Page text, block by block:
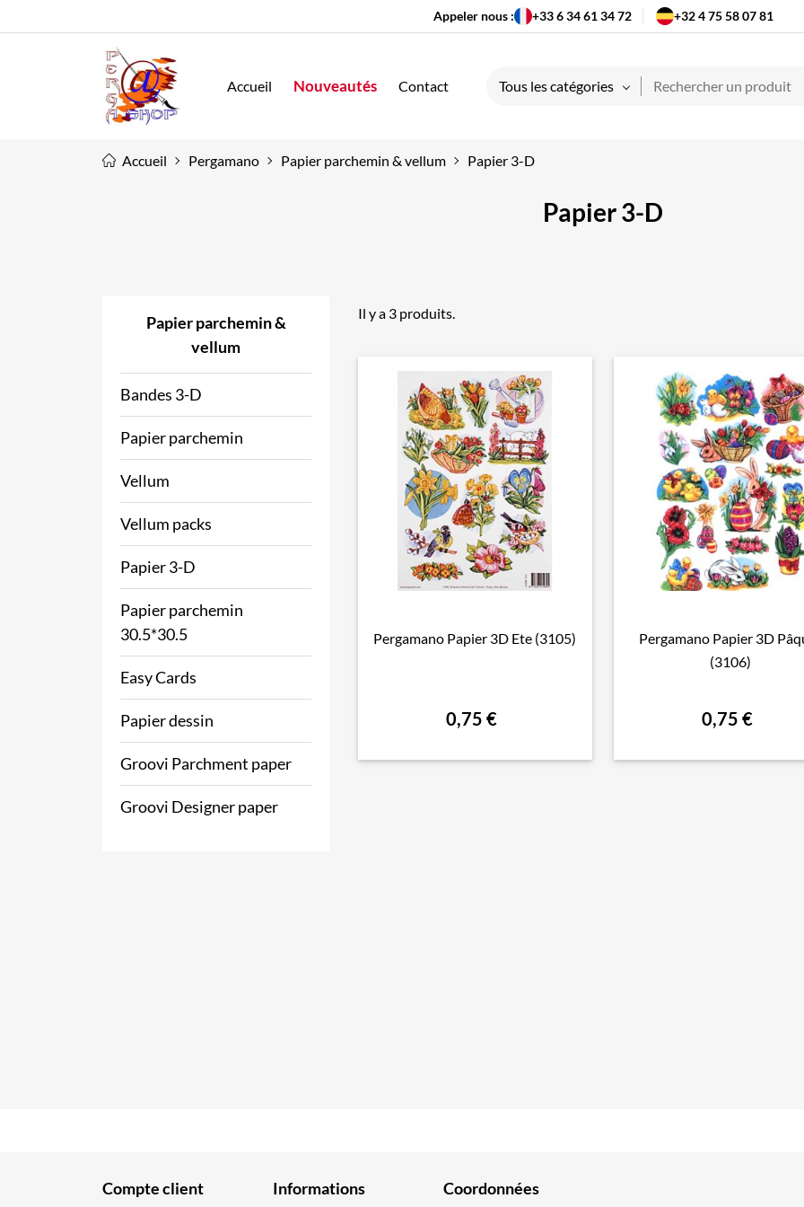
Appeler nous : +33 6 34 61 34 72 +32 4 75 58 07 81
Accueil Nouveautés Contact Tous les catégories
Accueil Pergamano Papier parchemin & vellum Papier 3-D
Papier 3-D
Papier parchemin &
vellum
Bandes 3-D
Papier parchemin
Vellum
Vellum packs
Papier 3-D
Papier parchemin
30.5*30.5
Easy Cards
Papier dessin
Groovi Parchment paper
Groovi Designer paper
Il y a 3 produits.
 Aperçu rapide
Pergamano Papier 3D Ete (3105)
0,75 €
 Aperçu rapide
Pergamano Papier 3D
(3106)
0,75 €
Compte client Informations Coordonnées